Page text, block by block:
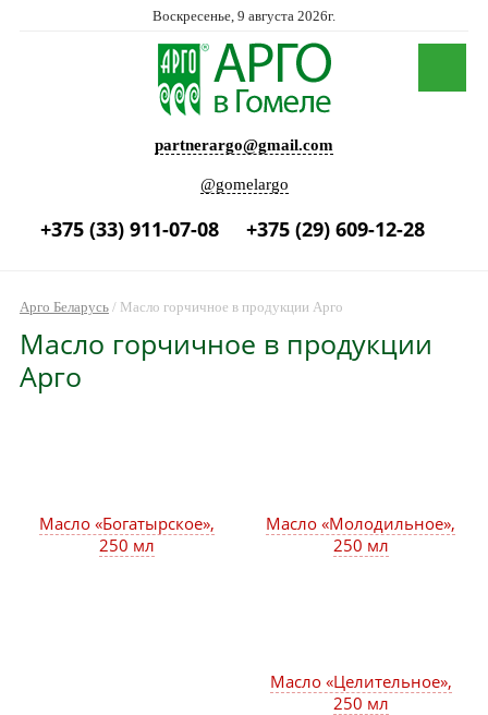
Воскресенье, 9 августа 2026г.
partnerargo@gmail.com
@gomelargo
+375 (33) 911-07-08 +375 (29) 609-12-28
Арго Беларусь/ Масло горчичное в продукции Арго
Масло горчичное в продукции
Арго
Масло «Богатырское»,
250 мл
Масло «Молодильное»,
250 мл
Масло «Целительное»,
250 мл